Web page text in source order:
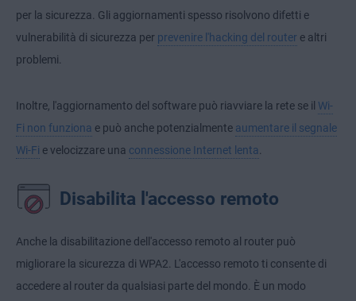
per la sicurezza. Gli aggiornamenti spesso risolvono difetti e
vulnerabilità di sicurezza per prevenire l'hacking del router e altri
problemi.
Inoltre, l'aggiornamento del software può riavviare la rete se il Wi-
Fi non funziona e può anche potenzialmente aumentare il segnale
Wi-Fi e velocizzare una connessione Internet lenta
Disabilita l'accesso remoto
Anche la disabilitazione dell'accesso remoto al router può
migliorare la sicurezza di WPA2. L'accesso remoto ti consente di
accedere al router da qualsiasi parte del mondo. È un modo